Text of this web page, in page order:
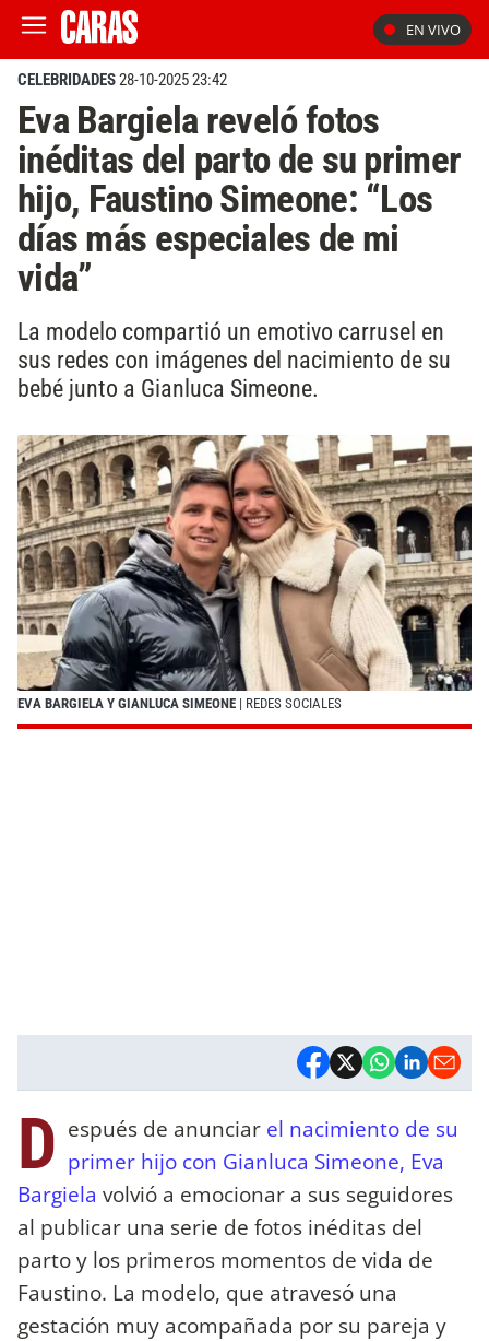
EN VIVO
CELEBRIDADES28-10-2025 23:42
Eva Bargiela reveló fotos
inéditas del parto de su primer
hijo, Faustino Simeone: “Los
días más especiales de mi
vida”
La modelo compartió un emotivo carrusel en
sus redes con imágenes del nacimiento de su
bebé junto a Gianluca Simeone.
EVA BARGIELA Y GIANLUCA SIMEONE | REDES SOCIALES
D espués de anunciar el nacimiento de su
primer hijo con Gianluca Simeone, Eva
Bargiela volvió a emocionar a sus seguidores
al publicar una serie de fotos inéditas del
parto y los primeros momentos de vida de
Faustino. La modelo, que atravesó una
gestación muy acompañada por su pareja y